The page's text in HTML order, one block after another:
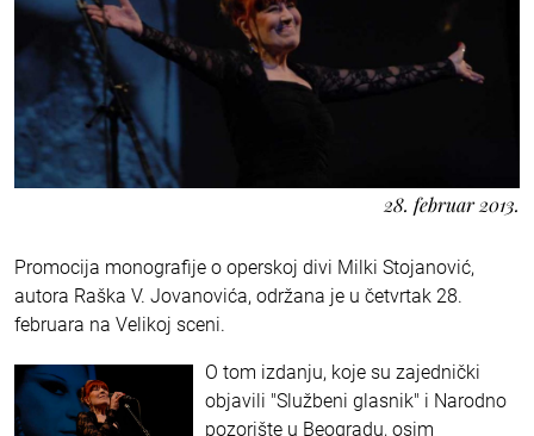
28. februar 2013.
Promocija monografije o operskoj divi Milki Stojanović,
autora Raška V. Jovanovića, održana je u četvrtak 28.
februara na Velikoj sceni.
O tom izdanju, koje su zajednički
objavili "Službeni glasnik" i Narodno
pozorište u Beogradu, osim